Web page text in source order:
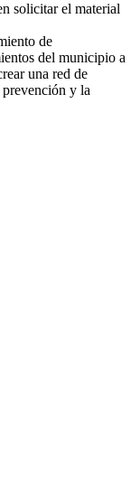
solicitar el material
de
del municipio a
una red de
y la